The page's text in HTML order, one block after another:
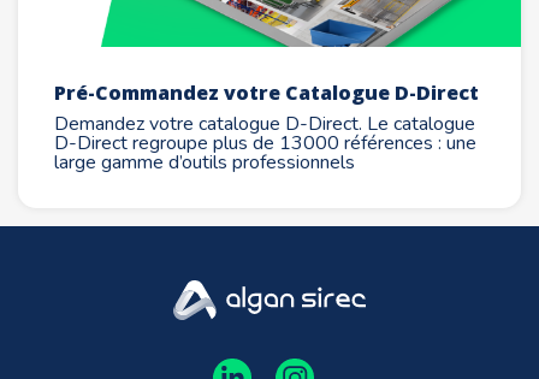
Pré-Commandez votre Catalogue D-Direct
Demandez votre catalogue D-Direct. Le catalogue
D-Direct regroupe plus de 13000 références : une
large gamme d’outils professionnels